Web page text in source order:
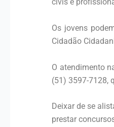
civis e
Os jovens
Cidadão
O atendimento
(51) 3597-7128,
Deixar de se
prestar